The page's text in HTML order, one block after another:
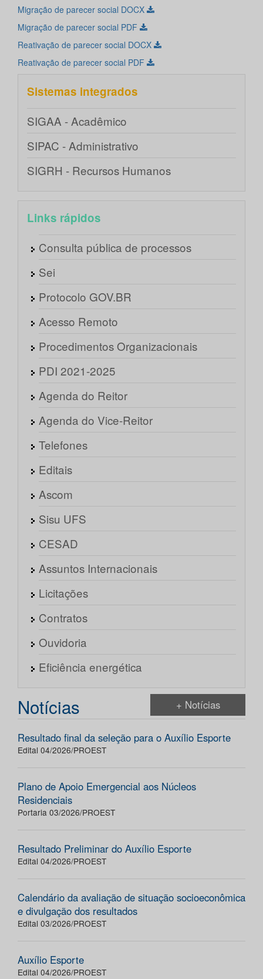
Migração de parecer social DOCX
Migração de parecer social PDF
Reativação de parecer social DOCX
Reativação de parecer social PDF
Sistemas integrados
SIGAA - Acadêmico
SIPAC - Administrativo
SIGRH - Recursos Humanos
Links rápidos
Consulta pública de processos
Sei
Protocolo GOV.BR
Acesso Remoto
Procedimentos Organizacionais
PDI 2021-2025
Agenda do Reitor
Agenda do Vice-Reitor
Telefones
Editais
Ascom
Sisu UFS
CESAD
Assuntos Internacionais
Licitações
Contratos
Ouvidoria
Eficiência energética
Notícias + Notícias
Resultado final da seleção para o Auxílio Esporte
Edital 04/2026/PROEST
Plano de Apoio Emergencial aos Núcleos
Residenciais
Portaria 03/2026/PROEST
Resultado Preliminar do Auxílio Esporte
Edital 04/2026/PROEST
Calendário da avaliação de situação socioeconômica
e divulgação dos resultados
Edital 03/2026/PROEST
Auxílio Esporte
Edital 04/2026/PROEST